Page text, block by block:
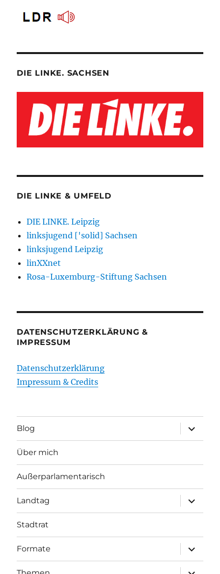
DIE LINKE. SACHSEN
DIE LINKE & UMFELD
DIE LINKE. Leipzig
linksjugend ['solid] Sachsen
linksjugend Leipzig
linXXnet
Rosa-Luxemburg-Stiftung Sachsen
DATENSCHUTZERKLÄRUNG &
IMPRESSUM
Datenschutzerklärung
Impressum & Credits
Blog
öffnen
Über mich
Außerparlamentarisch
Landtag
öffnen
Stadtrat
Formate
öffnen